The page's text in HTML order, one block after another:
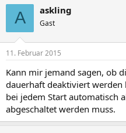
A askling
Gast
11. Februar 2015
Kann mir jemand sagen, ob
dauerhaft deaktiviert werden
bei jedem Start automatisch
abgeschaltet werden muss.